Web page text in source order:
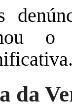
o
da